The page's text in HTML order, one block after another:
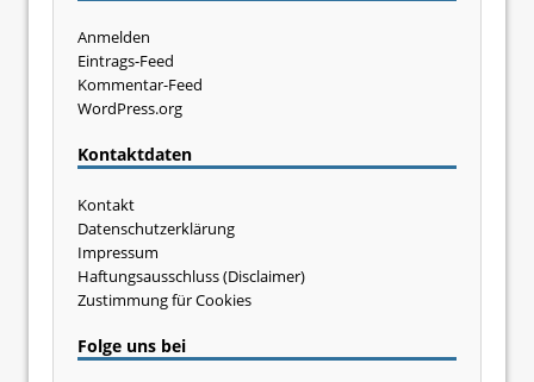
Anmelden
Eintrags-Feed
Kommentar-Feed
WordPress.org
Kontaktdaten
Kontakt
Datenschutzerklärung
Impressum
Haftungsausschluss (Disclaimer)
Zustimmung für Cookies
Folge uns bei